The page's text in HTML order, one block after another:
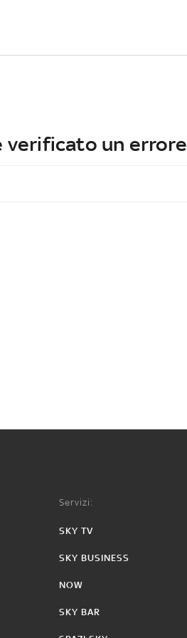
verificato un errore
Servizi:
SKY TV
SKY BUSINESS
NOW
SKY BAR